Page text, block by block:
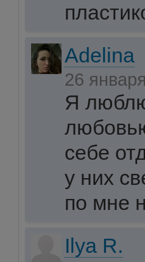
Adelina
26
Я
себе
у них
по мне
Ilya R.